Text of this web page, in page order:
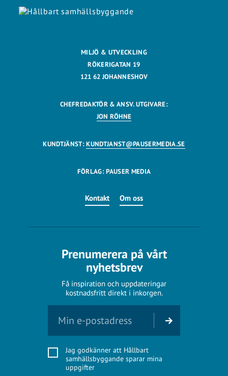
MILJÖ & UTVECKLING
RÖKERIGATAN 19
121 62 JOHANNESHOV
CHEFREDAKTÖR & ANSV. UTGIVARE:
JON RÖHNE
KUNDTJÄNST:KUNDTJANST@PAUSERMEDIA.SE
FÖRLAG: PAUSER MEDIA
Kontakt Om oss
Prenumerera på vårt
nyhetsbrev
Få inspiration och uppdateringar
kostnadsfritt direkt i inkorgen.
Jag godkänner att Hållbart
samhällsbyggande sparar mina
uppgifter